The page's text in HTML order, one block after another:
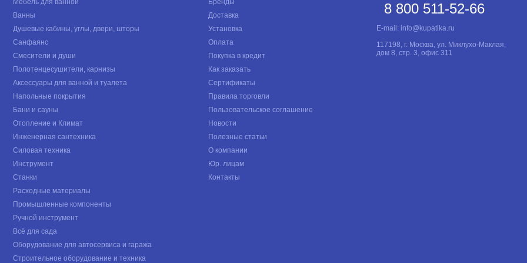
Мебель для ванной
Ванны
Душевые кабины, углы, двери, шторы
Санфаянс
Смесители и души
Полотенцесушители, карнизы
Аксессуары для ванной и туалета
Напольные покрытия
Бани и сауны
Отопление и Климат
Инженерная сантехника
Силовая техника
Инструмент
Станки
Расходные материалы
Промышленные компоненты
Ручной инструмент
Всё для сада
Оборудование для автосервиса и гаража
Строительное оборудование и техника
Бренды
Доставка
Установка
Оплата
Покупка в кредит
Как заказать
Сертификаты
Правила торговли
Пользовательское соглашение
Новости
Полезные статьи
О компании
Юр. лицам
Контакты
8 800 511-52-66
E-mail: info@kupatika.ru
117198, г. Москва, ул. Миклухо-Маклая,
дом 8, стр. 3, офис 311